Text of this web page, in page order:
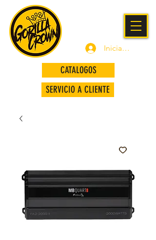
Iniciar sesión
SERVICIO A CLIENTE
CATALOGOS